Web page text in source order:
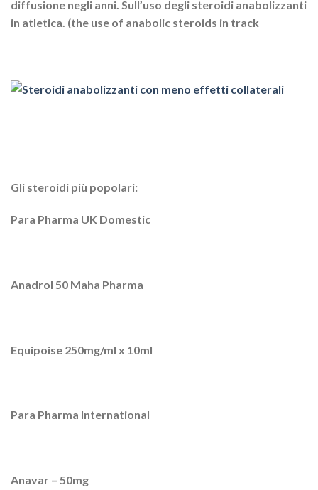
diffusione negli anni. Sull’uso degli steroidi anabolizzanti
in atletica. (the use of anabolic steroids in track
Gli steroidi più popolari:
Para Pharma UK Domestic
Anadrol 50 Maha Pharma
Equipoise 250mg/ml x 10ml
Para Pharma International
Anavar – 50mg